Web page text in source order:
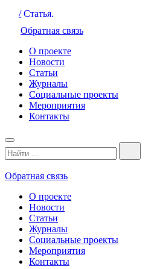
/ Статья.
Обратная связь
О проекте
Новости
Статьи
Журналы
Социальные проекты
Мероприятия
Контакты
Обратная связь
О проекте
Новости
Статьи
Журналы
Социальные проекты
Мероприятия
Контакты